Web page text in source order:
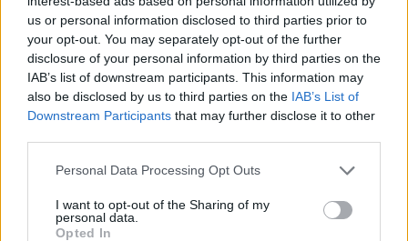
us or personal information disclosed to third parties prior to
your opt-out. You may separately opt-out of the further
disclosure of your personal information by third parties on the
IAB’s list of downstream participants. This information may
also be disclosed by us to third parties on the IAB’s List of
Downstream Participants that may further disclose it to other
Personal Data Processing Opt Outs
I want to opt-out of the Sharing of my
personal data.
Opted In
Žmonės
Mirė vienas aukščiausių
pasaulio žmonių – jauno
gerbėjus
Gyvenimas
Gyvenimas kaime: mažos
paslaptys tampa dideliais
privalumais